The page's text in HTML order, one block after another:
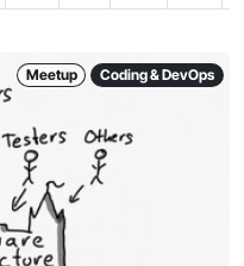
Meetup Coding & DevOps